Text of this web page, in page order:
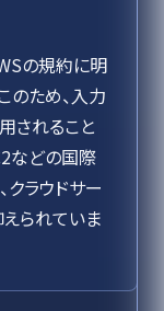
の規約に明
のため、入力
されること
などの国際
クラウドサー
られていま